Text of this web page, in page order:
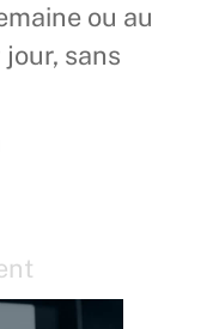
ou au
sans